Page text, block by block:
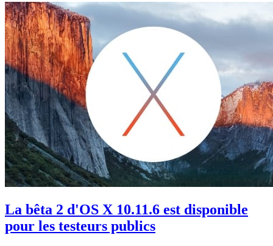
La bêta 2 d'OS X 10.11.6 est disponible
pour les testeurs publics